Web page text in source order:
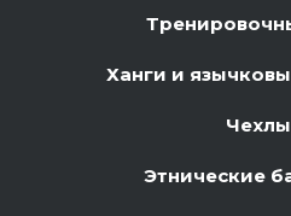
Ханги и
Чехлы
Этнические